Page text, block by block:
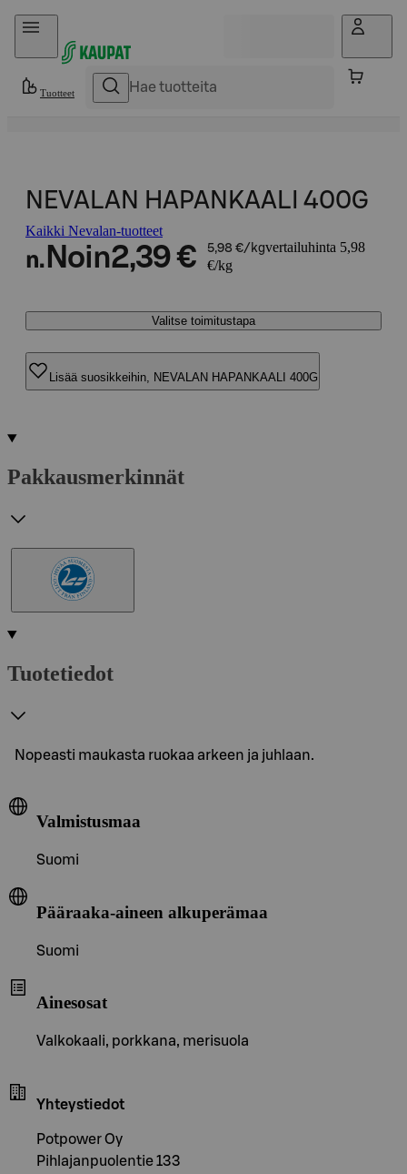
Hyppää sisältöön
Tuotteet
NEVALAN HAPANKAALI 400G
Kaikki Nevalan-tuotteet
n. Noin2,39 € 5,98 €/kgvertailuhinta 5,98
€/kg
Valitse toimitustapa
Lisää suosikkeihin, NEVALAN HAPANKAALI 400G
Pakkausmerkinnät
Tuotetiedot
Nopeasti maukasta ruokaa arkeen ja juhlaan.
Valmistusmaa
Suomi
Pääraaka-aineen alkuperämaa
Suomi
Ainesosat
Valkokaali, porkkana, merisuola
Yhteystiedot
Potpower Oy
Pihlajanpuolentie 133